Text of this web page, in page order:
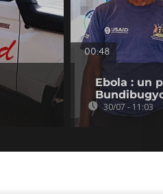
00:48
Ebola : un
30/07 - 11:03